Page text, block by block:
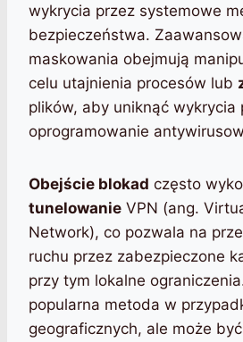
wykrycia przez systemowe
bezpieczeństwa.
maskowania obejmują
celu utajnienia procesów lub
plików, aby uniknąć wykrycia
oprogramowanie
Obejście blokad często
tunelowanie VPN (ang.
Network), co pozwala na
ruchu przez zabezpieczone
przy tym lokalne
popularna metoda w
geograficznych, ale może